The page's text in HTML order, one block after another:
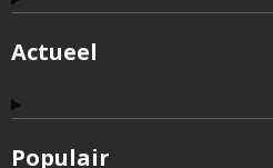
Actueel
Populair